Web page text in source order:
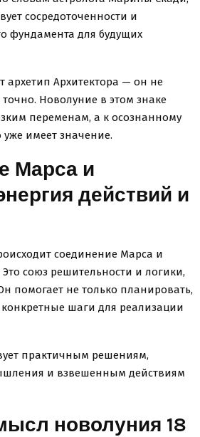
сосредоточенности и
фундамента для будущих
архетип Архитектора — он не
Новолуние в этом знаке
переменам, а к осознанному
уже имеет значение.
Марса и
действий и
соединение Марса и
союз решительности и логики,
помогает не только планировать,
шаги для реализации
практичным решениям,
и взвешенным действиям
новолуния 18